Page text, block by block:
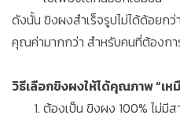
ดังนั้น ขิงผงสำเร็จรูปไม่ได้ด้อยกว่
คุณค่ามากกว่า สำหรับคนที่ต้องกา
วิธีเลือกขิงผงให้ได้คุณภาพ “เ
ต้องเป็น ขิงผง 100% ไม่มี